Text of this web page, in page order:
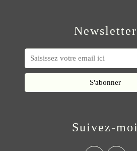
Newsletter
Suivez-moi